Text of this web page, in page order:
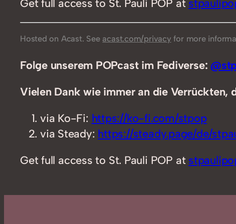
Get full access to St. Pauli POP at
Hosted on Acast. See acast.com/privacy for more
Folge unserem POPcast im Fediverse:
Vielen Dank wie immer an die Verrückten,
via Ko-Fi: https://ko-fi.com/stpop
via Steady: https://steady.page/de/
Get full access to St. Pauli POP at